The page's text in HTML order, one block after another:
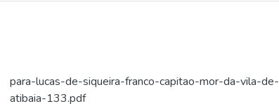
para-lucas-de-siqueira-franco-capitao-mor-da-vila-de-
atibaia-133.pdf